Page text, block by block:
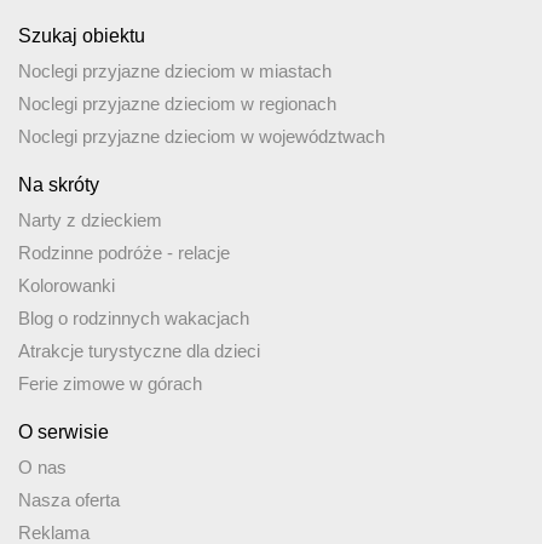
Szukaj obiektu
Noclegi przyjazne dzieciom w miastach
Noclegi przyjazne dzieciom w regionach
Noclegi przyjazne dzieciom w województwach
Na skróty
Narty z dzieckiem
Rodzinne podróże - relacje
Kolorowanki
Blog o rodzinnych wakacjach
Atrakcje turystyczne dla dzieci
Ferie zimowe w górach
O serwisie
O nas
Nasza oferta
Reklama